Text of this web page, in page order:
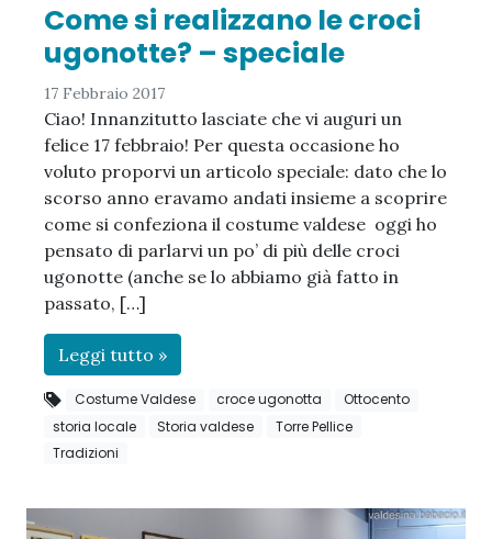
Come si realizzano le croci
ugonotte? – speciale
17 Febbraio 2017
Ciao! Innanzitutto lasciate che vi auguri un
felice 17 febbraio! Per questa occasione ho
voluto proporvi un articolo speciale: dato che lo
scorso anno eravamo andati insieme a scoprire
come si confeziona il costume valdese oggi ho
pensato di parlarvi un po’ di più delle croci
ugonotte (anche se lo abbiamo già fatto in
passato, […]
Leggi tutto »
Costume Valdese croce ugonotta
Ottocento
storia locale
Storia valdese
Torre Pellice
Tradizioni